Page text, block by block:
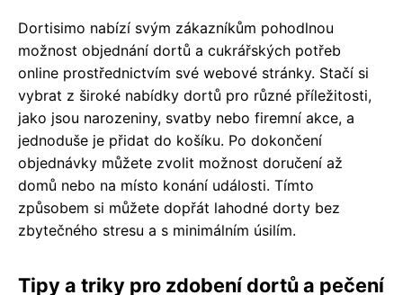
Dortisimo nabízí svým zákazníkům pohodlnou
možnost objednání dortů a cukrářských potřeb
online prostřednictvím své webové stránky. Stačí si
vybrat z široké nabídky dortů pro různé příležitosti,
jako jsou narozeniny, svatby nebo firemní akce, a
jednoduše je přidat do košíku. Po dokončení
objednávky můžete zvolit možnost doručení až
domů nebo na místo konání události. Tímto
způsobem si můžete dopřát lahodné dorty bez
zbytečného stresu a s minimálním úsilím.
Tipy a triky pro zdobení dortů a pečení